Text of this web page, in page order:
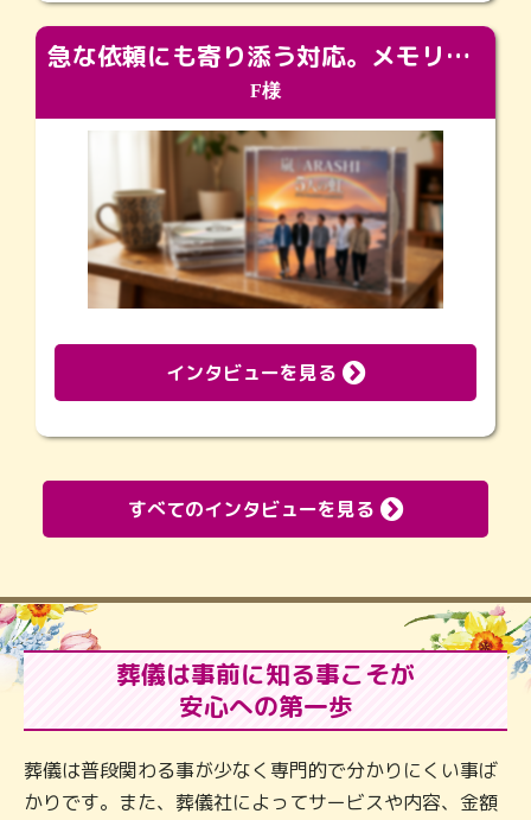
急な依頼にも寄り添う対応。メモリアルコーナーで振り返る大切な日々
F様
インタビューを見る
すべてのインタビューを見る
葬儀は事前に知る事こそが
安心への第一歩
葬儀は普段関わる事が少なく専門的で分かりにくい事ば
かりです。また、葬儀社によってサービスや内容、金額